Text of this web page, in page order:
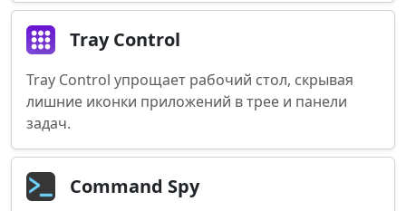
Tray Control
Tray Control упрощает рабочий стол, скрывая
лишние иконки приложений в трее и панели
задач.
Command Spy